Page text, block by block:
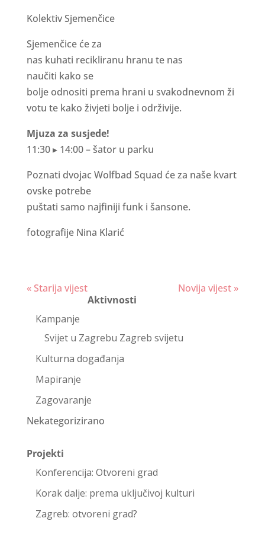
KolektivSjemenčice
Sjemenčice ćeza
nas kuhati recikliranu hranu te nas
naučiti kako se
bolje odnositi prema hrani u svakodnevnom ži
votu te kako živjeti bolje i održivije.
Mjuza za susjede!
11:30▸ 14:00 –šator u parku
Poznati dvojac Wolfbad Squad ćeza naše kvart
ovske potrebe
puštati samo najfniji funk i šansone.
fotografije Nina Klarić
Continue
« Starija vijest
Novija vijest »
Aktivnosti
Kampanje
Svijet u Zagrebu Zagreb svijetu
Kulturna događanja
Mapiranje
Zagovaranje
Nekategorizirano
Projekti
Konferencija: Otvoreni grad
Korak dalje: prema uključivoj kulturi
Zagreb: otvoreni grad?